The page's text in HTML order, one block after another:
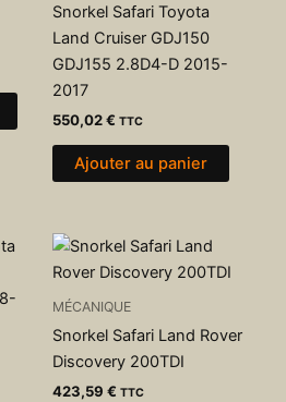
Snorkel Safari Toyota
Land Cruiser GDJ150
GDJ155 2.8D4-D 2015-
2017
550,02€ TTC
Ajouter au panier
MÉCANIQUE
Snorkel Safari Land Rover
Discovery 200TDI
423,59 € TTC